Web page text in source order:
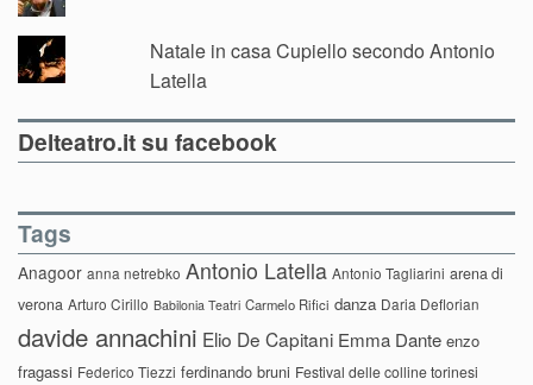
Natale in casa Cupiello secondo Antonio
Latella
Delteatro.it su facebook
Tags
Anagoor anna netrebko Antonio Latella Antonio Tagliarini arena di
verona Arturo Cirillo Babilonia Teatri Carmelo Rifici danza Daria Deflorian
davide annachini Elio De Capitani Emma Dante enzo
fragassi Federico Tiezzi ferdinando bruni Festival delle colline torinesi